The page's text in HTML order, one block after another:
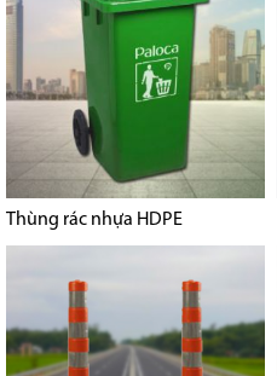
Thùng rác nhựa HDPE